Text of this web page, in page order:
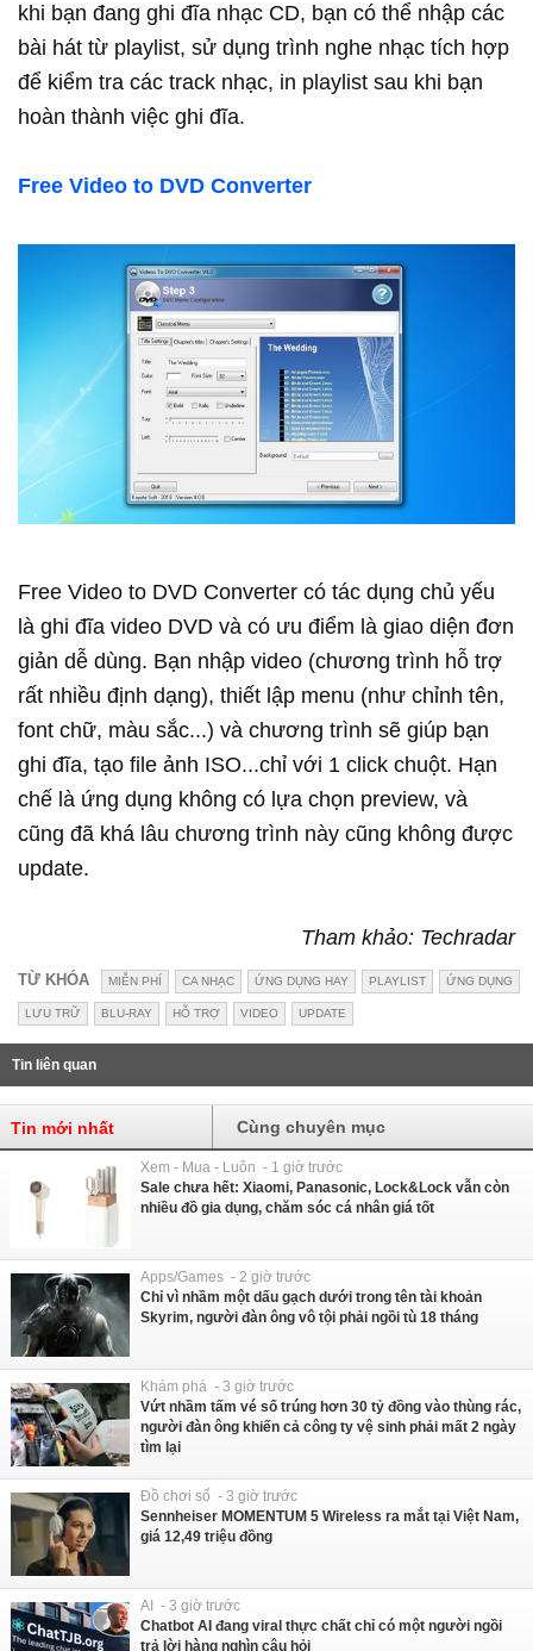
khi bạn đang ghi đĩa nhạc CD, bạn có thể nhập các
bài hát từ playlist, sử dụng trình nghe nhạc tích hợp
để kiểm tra các track nhạc, in playlist sau khi bạn
hoàn thành việc ghi đĩa.
Free Video to DVD Converter
Free Video to DVD Converter có tác dụng chủ yếu
là ghi đĩa video DVD và có ưu điểm là giao diện đơn
giản dễ dùng. Bạn nhập video (chương trình hỗ trợ
rất nhiều định dạng), thiết lập menu (như chỉnh tên,
font chữ, màu sắc...) và chương trình sẽ giúp bạn
ghi đĩa, tạo file ảnh ISO...chỉ với 1 click chuột. Hạn
chế là ứng dụng không có lựa chọn preview, và
cũng đã khá lâu chương trình này cũng không được
update.
Tham khảo: Techradar
TỪ KHÓA MIỄN PHÍ CA NHẠC ỨNG DỤNG HAY PLAYLIST ỨNG DỤNG
LƯU TRỮ BLU-RAY HỖ TRỢ VIDEO UPDATE
Tin liên quan
Tin mới nhất Cùng chuyên mục
Xem - Mua - Luôn - 1 giờ trước
Sale chưa hết: Xiaomi, Panasonic, Lock&Lock vẫn còn
nhiều đồ gia dụng, chăm sóc cá nhân giá tốt
Apps/Games - 2 giờ trước
Chỉ vì nhầm một dấu gạch dưới trong tên tài khoản
Skyrim, người đàn ông vô tội phải ngồi tù 18 tháng
Khám phá - 3 giờ trước
Vứt nhầm tấm vé số trúng hơn 30 tỷ đồng vào thùng rác,
người đàn ông khiến cả công ty vệ sinh phải mất 2 ngày
tìm lại
Đồ chơi số - 3 giờ trước
Sennheiser MOMENTUM 5 Wireless ra mắt tại Việt Nam,
giá 12,49 triệu đồng
AI - 3 giờ trước
Chatbot AI đang viral thực chất chỉ có một người ngồi
trả lời hàng nghìn câu hỏi